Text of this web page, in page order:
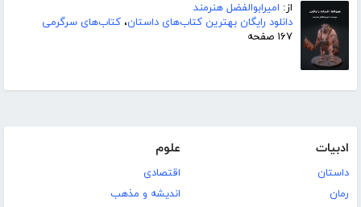
از: امیرابوالفضل هنرمند
دانلود رایگان بهترین کتاب‌های داستان، کتاب‌های سرگرمی
۱۶۷ صفحه
ادبیات
داستان
رمان
علوم
اقتصادی
اندیشه و مذهب